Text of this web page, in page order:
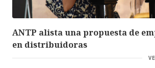
ANTP alista una propuesta de
en distribuidoras